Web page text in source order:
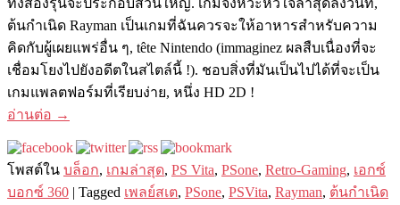
ต้นกำเนิด Rayman เป็นเกมที่ฉันควรจะให้อาหารสำหรับความ
คิดกับผู้เผยแพร่อื่น ๆ, tête Nintendo (immaginez ผลสืบเนื่องที่จะ
เชื่อมโยงไปยังอดีตในสไตล์นี้ !). ชอบสิ่งที่มันเป็นไปได้ที่จะเป็น
เกมแพลตฟอร์มที่เรียบง่าย, หนึ่ง HD 2D !
อ่านต่อ →
โพสต์ใน บล็อก, เกมล่าสุด, PS Vita, PSone, Retro-Gaming, เอกซ์
บอกซ์ 360 | Tagged เพลย์สเต, PSone, PSVita, Rayman, ต้นกำเนิด